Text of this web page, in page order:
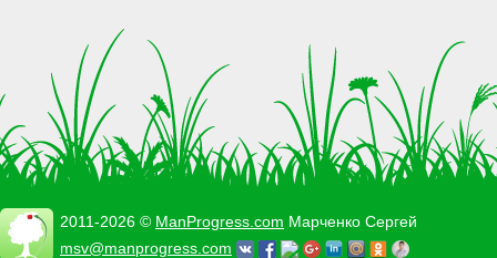
2011-2026 © ManProgress.com Марченко Сергей
msv@manprogress.com